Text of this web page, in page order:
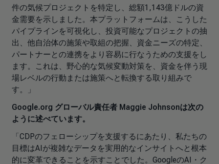
件の気候プロジェクトを特定し、総額1,143億ドルの資
金需要を示しました。本プラットフォームは、こうした
パイプラインを可視化し、投資可能なプロジェクトの抽
出、他自治体の施策や取組の把握、資金ニーズの特定、
パートナーとの連携をより容易に行なうための支援をし
ます。これは、野心的な気候変動対策を、資金を伴う現
場レベルの行動または施策へと転換する取り組みで
す。」
Google.org グローバル責任者 Maggie Johnsonは次の
ように述べています。
「CDPのフェローシップを支援するにあたり、私たちの
目標はAIが複雑なデータを実用的なインサイトへと根本
的に変革できることを示すことでした。GoogleのAI・ク